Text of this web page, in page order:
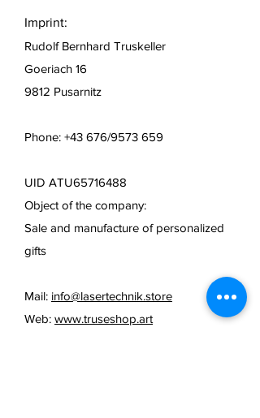
Imprint:
Rudolf Bernhard Truskeller
Goeriach 16
9812 Pusarnitz
Phone: +43 676/9573 659
UID ATU65716488
Object of the company:
Sale and manufacture of personalized
gifts
Mail: info@lasertechnik.store
Web: www.truseshop.art